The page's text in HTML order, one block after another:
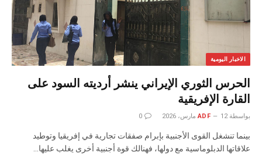
الاخبار اليومية
الحرس الثوري الإيراني ينشر أرديته السود على
القارة الإفريقية
بواسطة ADF 12 مارس، 2026 0
بينما تنشغل القوى الأجنبية بإبرام صفقات تجارية في إفريقيا وتوطيد
علاقاتها الدبلوماسية مع دولها، فهنالك قوة أجنبية أخرى يغلب عليها…